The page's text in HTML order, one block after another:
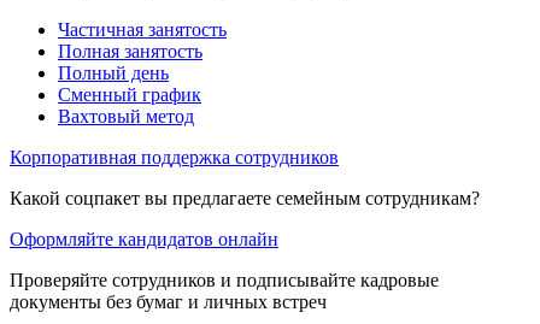
Частичная занятость
Полная занятость
Полный день
Сменный график
Вахтовый метод
Корпоративная поддержка сотрудников
Какой соцпакет вы предлагаете семейным сотрудникам?
Оформляйте кандидатов онлайн
Проверяйте сотрудников и подписывайте кадровые
документы без бумаг и личных встреч